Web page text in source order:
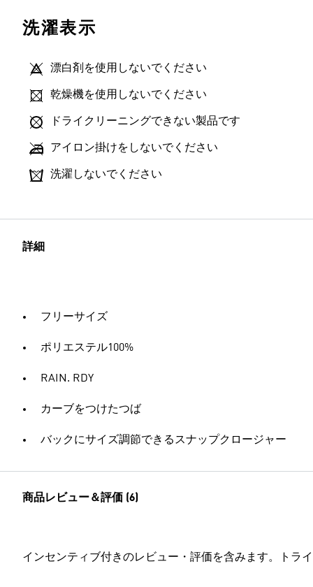
洗濯表示
漂白剤を使用しないでください
乾燥機を使用しないでください
ドライクリーニングできない製品です
アイロン掛けをしないでください
洗濯しないでください
詳細
フリーサイズ
ポリエステル100%
RAIN. RDY
カーブをつけたつば
バックにサイズ調節できるスナップクロージャー
商品レビュー＆評価 (6)
インセンティブ付きのレビュー・評価を含みます。トラ